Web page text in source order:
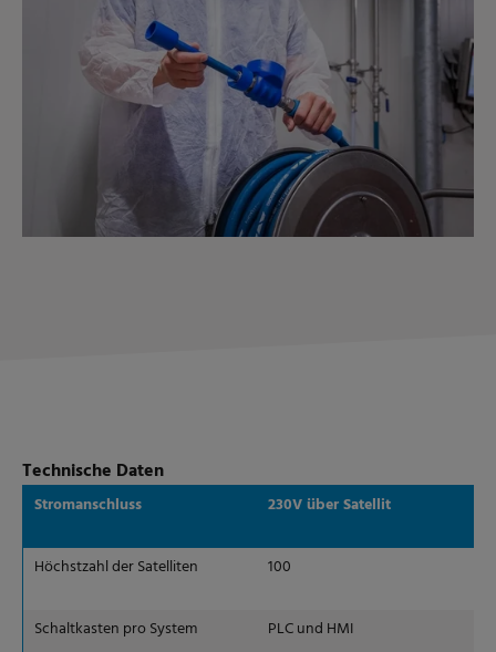
Technische Daten
Stromanschluss 230V über Satellit
Höchstzahl der Satelliten 100
Schaltkasten pro System PLC und HMI